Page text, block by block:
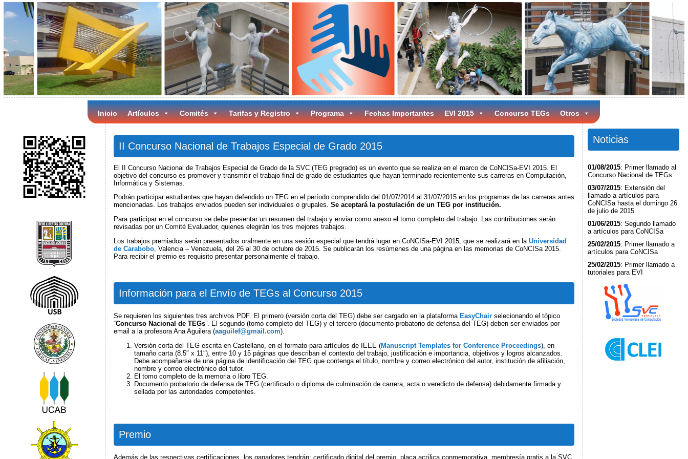
Inicio Artículos Comités Tarifas y Registro Programa Fechas Importantes EVI 2015 Concurso TEGs Otros
II Concurso Nacional de Trabajos Especial de Grado 2015
El II Concurso Nacional de Trabajos Especial de Grado de la SVC (TEG pregrado) es un evento que se realiza en el marco de CoNCISa-EVI 2015. El
objetivo del concurso es promover y transmitir el trabajo final de grado de estudiantes que hayan terminado recientemente sus carreras en Computación,
Informática y Sistemas.
Podrán participar estudiantes que hayan defendido un TEG en el período comprendido del 01/07/2014 al 31/07/2015 en los programas de las carreras antes
mencionadas. Los trabajos enviados pueden ser individuales o grupales. Se aceptará la postulación de un TEG por institución.
Para participar en el concurso se debe presentar un resumen del trabajo y enviar como anexo el tomo completo del trabajo. Las contribuciones serán
revisadas por un Comité Evaluador, quienes elegirán los tres mejores trabajos.
Los trabajos premiados serán presentados oralmente en una sesión especial que tendrá lugar en CoNCISa-EVI 2015, que se realizará en la Universidad
de Carabobo, Valencia – Venezuela, del 26 al 30 de octubre de 2015. Se publicarán los resúmenes de una página en las memorias de CoNCISa 2015.
Para recibir el premio es requisito presentar personalmente el trabajo.
Información para el Envío de TEGs al Concurso 2015
Se requieren los siguientes tres archivos PDF. El primero (versión corta del TEG) debe ser cargado en la plataforma EasyChairselecionando el tópico
“Concurso Nacional de TEGs”. El segundo (tomo completo del TEG) y el tercero (documento probatorio de defensa del TEG) deben ser enviados por
email a la profesora Ana Aguilera (aaguilef@gmail.com).
Versión corta del TEG escrita en Castellano, en el formato para artículos de IEEE (Manuscript Templates for Conference Proceedings), en
tamaño carta (8.5″ x 11″), entre 10 y 15 páginas que describan el contexto del trabajo, justificación e importancia, objetivos y logros alcanzados.
Debe acompañarse de una página de identificación del TEG que contenga el título, nombre y correo electrónico del autor, institución de afiliación,
nombre y correo electrónico del tutor.
El tomo completo de la memoria o libro TEG.
Documento probatorio de defensa de TEG (certificado o diploma de culminación de carrera, acta o veredicto de defensa) debidamente firmada y
sellada por las autoridades competentes.
Premio
Además de las respectivas certificaciones, los ganadores tendrán: certificado digital del premio, placa acrílica conmemorativa, membresía gratis a la SVC
Noticias
01/08/2015: Primer llamado al
Concurso Nacional de TEGs
03/07/2015: Extensión del
llamado a artículos para
CoNCISa hasta el domingo 26
de julio de 2015
01/06/2015: Segundo llamado
a artículos para CoNCISa
25/02/2015: Primer llamado a
artículos para CoNCISa
25/02/2015: Primer llamado a
tutoriales para EVI